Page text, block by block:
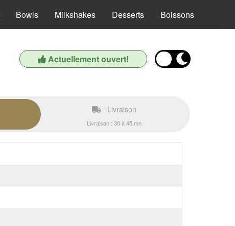
Bowls Milkshakes Desserts Boissons
Actuellement ouvert!
Livraison
Livraison : 30 à 45 mn